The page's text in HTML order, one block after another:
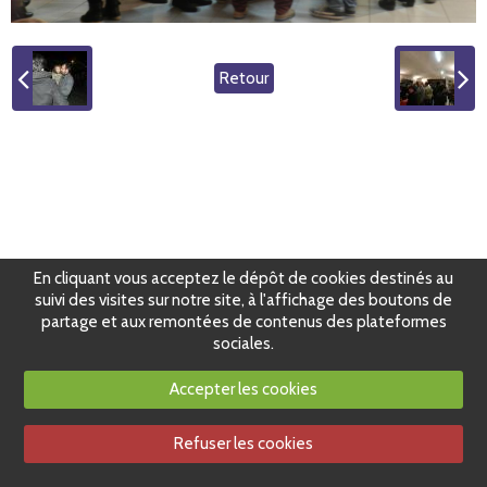
Retour
En cliquant vous acceptez le dépôt de cookies destinés au
suivi des visites sur notre site, à l'affichage des boutons de
partage et aux remontées de contenus des plateformes
sociales.
Accepter les cookies
Refuser les cookies